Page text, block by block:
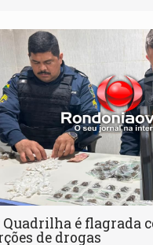
Quadrilha é flagrada
de drogas